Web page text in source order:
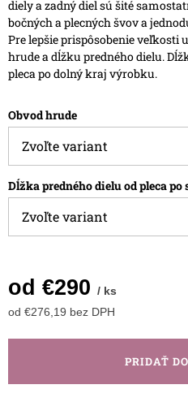
diely a zadný diel sú šité
bočných a plecných švov a
Pre lepšie prispôsobenie veľkosti
hrude a dĺžku predného dielu.
pleca po dolný kraj výrobku.
Obvod hrude
Dĺžka predného dielu od pleca
od €290 / ks
od €276,19 bez DPH
cena:
PRIDAŤ